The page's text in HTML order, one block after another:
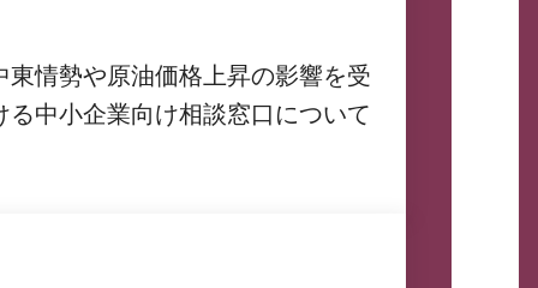
東情勢や原油価格上昇の影響を受
る中小企業向け相談窓口について